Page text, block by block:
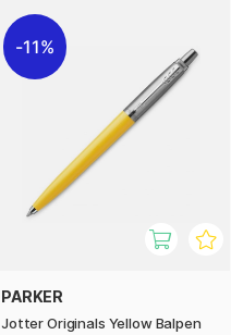
11%
PARKER
Jotter Originals Yellow Balpen